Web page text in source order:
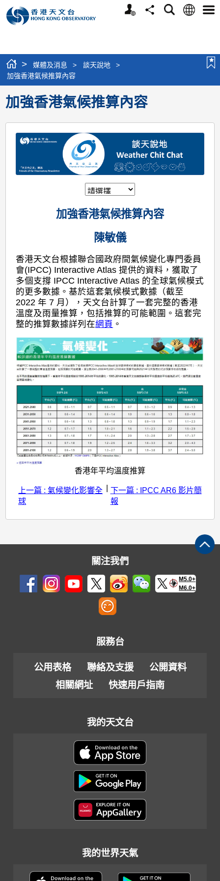
個
分
搜
語
選
> 媒體及消息 > 談天說地
>
加強香港氣候推算內容
加強香港氣候推算內容
加強香港氣候推算內容
陳敏儀
香港天文台根據聯合國政府間氣候變化專門委員
會(IPCC) Interactive Atlas 提供的資料，獲取了
多個支撐 IPCC Interactive Atlas 的全球氣候模式
的更多數據。基於這套氣候模式數據（截至
2022 年 7 月），天文台計算了一套完整的香港
溫度及雨量推算，包括推算的可能範圍。這套完
整的推算數據詳列在網頁 。
香港年平均溫度推算
上一篇 : 氣候變化影響全
球
下一篇 : IPCC AR6 影片簡
報
關注我們
M5.0+
M6.0+
服務台
公用表格 聯絡及支援
公開資料
相關網址
快速用戶指南
我的天文台
我的世界天氣